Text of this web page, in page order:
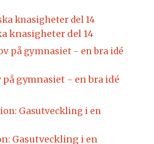
knasigheter del 14
på gymnasiet - en bra idé
Gasutveckling i en